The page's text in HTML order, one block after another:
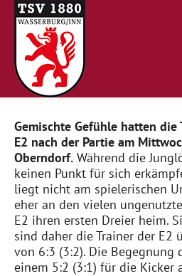
Gemischte Gefühle hatten die
E2 nach der Partie am
Oberndorf. Während die
keinen Punkt für sich
liegt nicht am spielerischen
eher an den vielen
E2 ihren ersten Dreier heim.
sind daher die Trainer der E2
von 6:3 (3:2). Die Begegnung
einem 5:2 (3:1) für die Kicker